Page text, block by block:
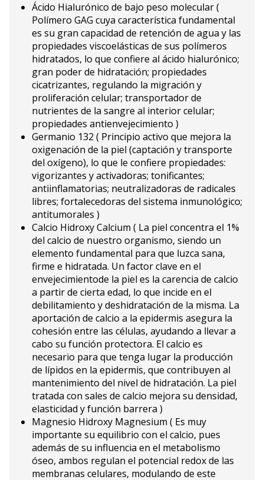
Ácido Hialurónico de bajo peso molecular (
Polímero GAG cuya característica fundamental
es su gran capacidad de retención de agua y las
propiedades viscoelásticas de sus polímeros
hidratados, lo que confiere al ácido hialurónico;
gran poder de hidratación; propiedades
cicatrizantes, regulando la migración y
proliferación celular; transportador de
nutrientes de la sangre al interior celular;
propiedades antienvejecimiento )
Germanio 132 ( Principio activo que mejora la
oxigenación de la piel (captación y transporte
del oxígeno), lo que le confiere propiedades:
vigorizantes y activadoras; tonificantes;
antiinflamatorias; neutralizadoras de radicales
libres; fortalecedoras del sistema inmunológico;
antitumorales )
Calcio Hidroxy Calcium ( La piel concentra el 1%
del calcio de nuestro organismo, siendo un
elemento fundamental para que luzca sana,
firme e hidratada. Un factor clave en el
envejecimientode la piel es la carencia de calcio
a partir de cierta edad, lo que incide en el
debilitamiento y deshidratación de la misma. La
aportación de calcio a la epidermis asegura la
cohesión entre las células, ayudando a llevar a
cabo su función protectora. El calcio es
necesario para que tenga lugar la producción
de lípidos en la epidermis, que contribuyen al
mantenimiento del nivel de hidratación. La piel
tratada con sales de calcio mejora su densidad,
elasticidad y función barrera )
Magnesio Hidroxy Magnesium ( Es muy
importante su equilibrio con el calcio, pues
además de su influencia en el metabolismo
óseo, ambos regulan el potencial redox de las
membranas celulares, modulando de este